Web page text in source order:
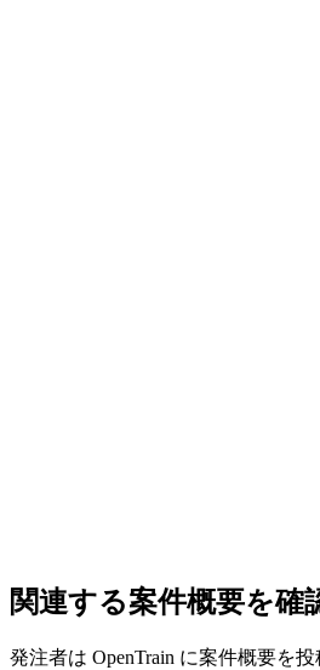
関連する案件概要を確
発注者は OpenTrain に案件概要を